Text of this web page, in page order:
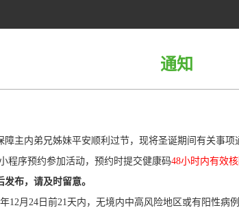
通知
主内弟兄姊妹平安顺利过节，现将圣诞期间有关事项
程序预约参加活动，预约时提交健康码48小时内有效
布，请及时留意。
12月24日前21天内，无境内中高风险地区或有阳性病